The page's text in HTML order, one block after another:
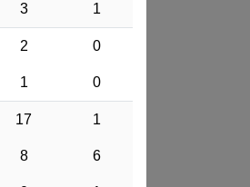
3 1
2 0
1 0
17 1
8 6